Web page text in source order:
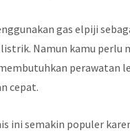
gas elpiji
Namun kamu perlu
perawatan
cepat.
ini semakin populer